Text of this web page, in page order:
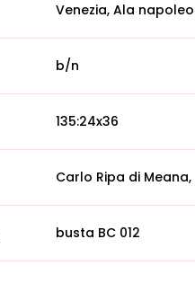
Venezia, Ala
b/n
135:24x36
Carlo Ripa di
busta BC 012